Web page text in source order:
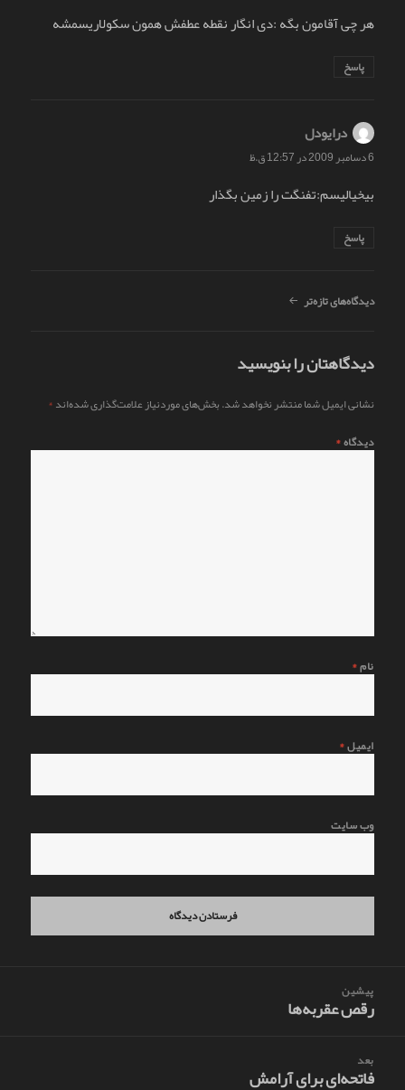
هر چی آقامون بگه :دی انگار نقطه عطفش همون سکولاریسمشه
پاسخ
درایودل
6 دسامبر 2009 در 12:57 ق.ظ
بیخیالیسم:تفنگت را زمین بگذار
پاسخ
ناوبری
دیدگاه‌های تازه‌تر
دیدگاهتان را بنویسید
نشانی ایمیل شما منتشر نخواهد شد.بخش‌های موردنیاز علامت‌گذاری شده‌اند*
دیدگاه*
نام*
ایمیل*
وب‌ سایت
نوشتهپیشین
نوشته
رقص عقربه‌ها
بعد
نوشته
فاتحه‌ای برای آرامش